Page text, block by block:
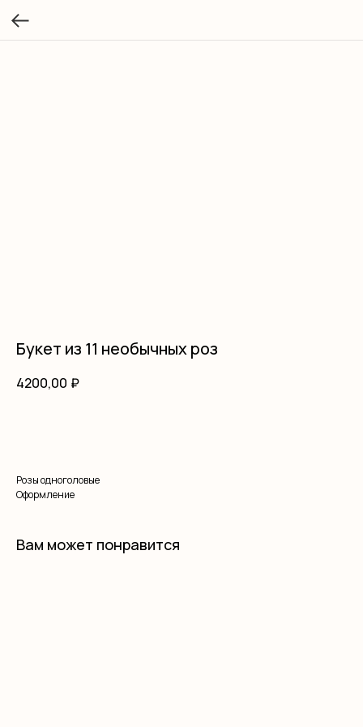
Букет из 11 необычных роз
4200,00 ₽
Розы одноголовые
Оформление
Вам может понравится